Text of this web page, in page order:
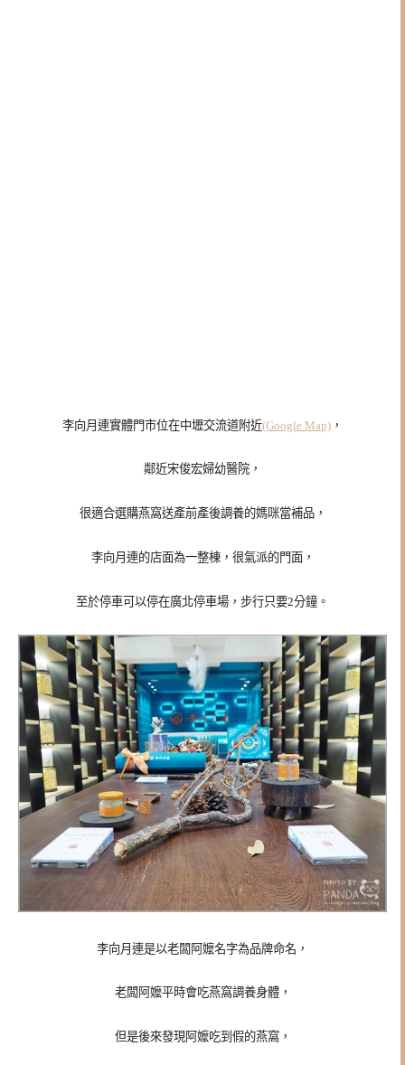
李向月連實體門市位在中壢交流道附近(Google Map) ，
鄰近宋俊宏婦幼醫院，
很適合選購燕窩送產前產後調養的媽咪當補品，
李向月連的店面為一整棟，很氣派的門面，
至於停車可以停在廣北停車場，步行只要2分鐘。
李向月連是以老闆阿嬤名字為品牌命名，
老闆阿嬤平時會吃燕窩調養身體，
但是後來發現阿嬤吃到假的燕窩，